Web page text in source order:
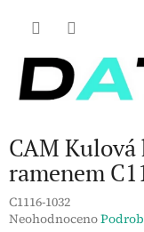
CAM Kulová
ramenem
C1116-1032
Průměrné
Neohodnoceno